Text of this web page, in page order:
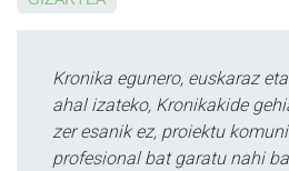
Kronika egunero, euskaraz
ahal izateko, Kronikakide
zer esanik ez, proiektu
profesional bat garatu nahi